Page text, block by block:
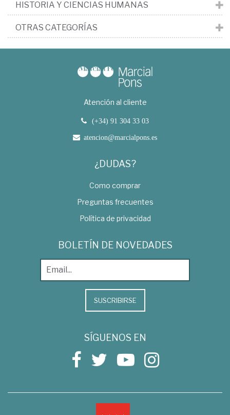
HISTORIA Y CIENCIAS HUMANAS
OTRAS CATEGORÍAS
Atención al cliente
(+34) 91 304 33 03
atencion@marcialpons.es
¿DUDAS?
Como comprar
Preguntas frecuentes
Política de privacidad
BOLETÍN DE NOVEDADES
SUSCRIBIRSE
SÍGUENOS EN